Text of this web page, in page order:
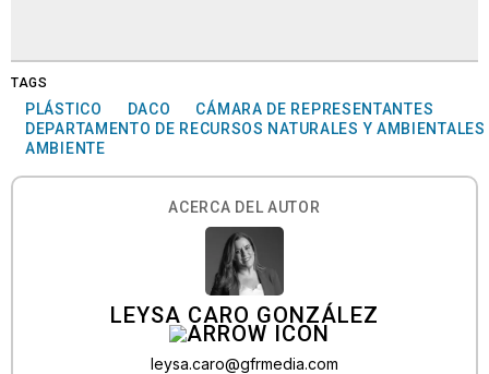
TAGS
PLÁSTICO DACO
CÁMARA DE REPRESENTANTES
DEPARTAMENTO DE RECURSOS NATURALES Y AMBIENTALES
AMBIENTE
ACERCA DEL AUTOR
LEYSA CARO GONZÁLEZ
leysa.caro@gfrmedia.com